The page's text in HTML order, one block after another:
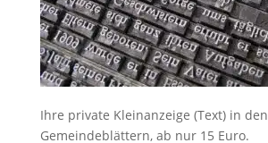
Ihre private Kleinanzeige (Text) in den
Gemeindeblättern, ab nur 15 Euro.